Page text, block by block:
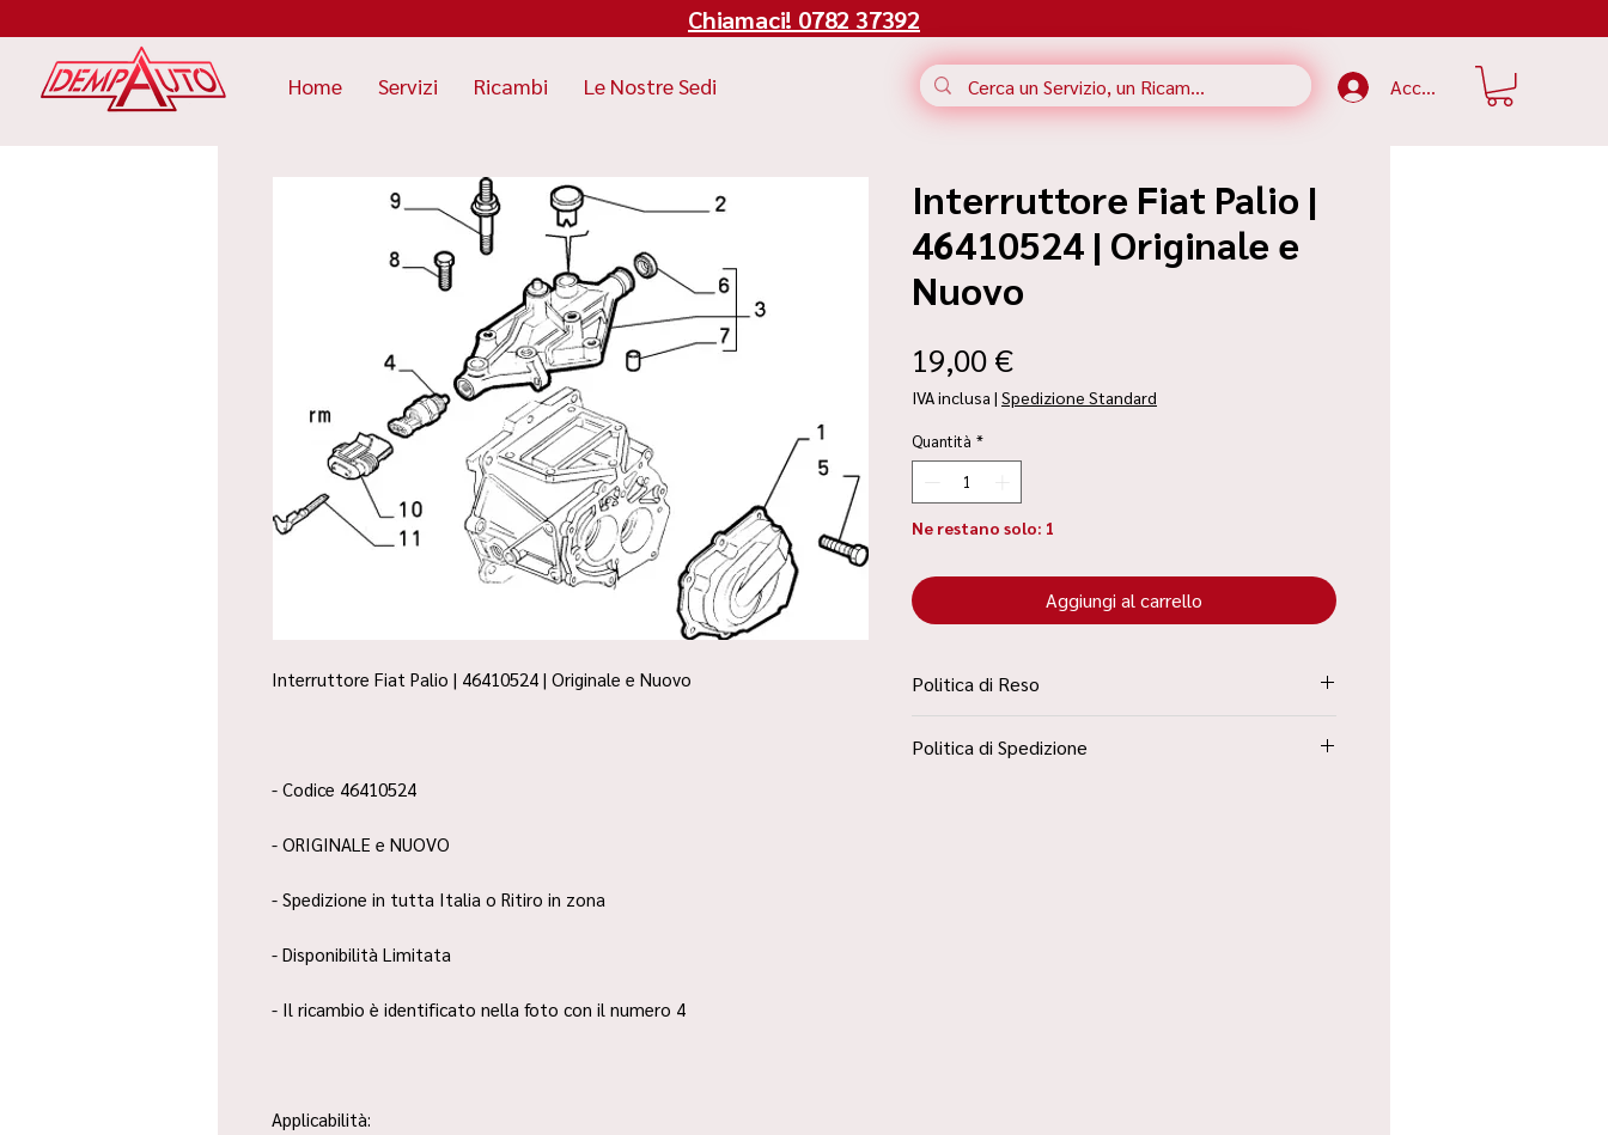
Chiamaci! 0782 37392
Accedi
Home Servizi Ricambi Le Nostre Sedi
Interruttore Fiat Palio | 46410524 | Originale e Nuovo
- Codice 46410524
- ORIGINALE e NUOVO
- Spedizione in tutta Italia o Ritiro in zona
- Disponibilità Limitata
- Il ricambio è identificato nella foto con il numero 4
Applicabilità:
Interruttore Fiat Palio |
46410524 | Originale e
Nuovo
19,00 €Prezzo
IVA inclusa | Spedizione Standard
Quantità *
Ne restano solo: 1
Aggiungi al carrello
Politica di Reso
Condizioni”
Politica di Spedizione